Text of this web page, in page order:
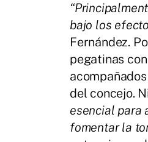
bajo los
Fernández.
pegatinas
del concejo.
esencial para
fomentar la